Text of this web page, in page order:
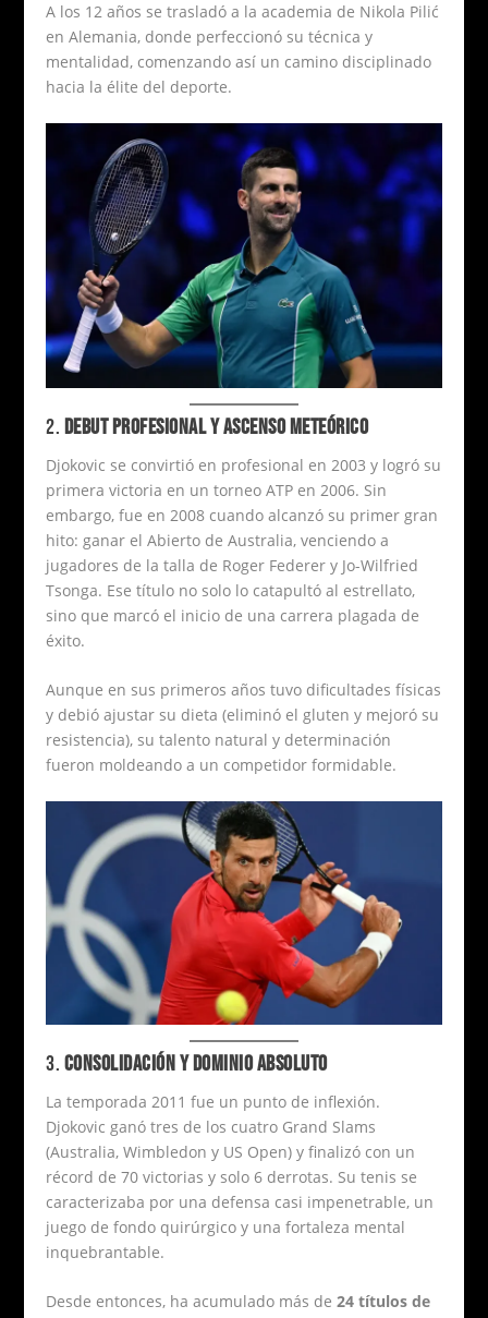
A los 12 años se trasladó a la academia de Nikola Pilić
en Alemania, donde perfeccionó su técnica y
mentalidad, comenzando así un camino disciplinado
hacia la élite del deporte.
2. DEBUT PROFESIONAL Y ASCENSO METEÓRICO
Djokovic se convirtió en profesional en 2003 y logró su
primera victoria en un torneo ATP en 2006. Sin
embargo, fue en 2008 cuando alcanzó su primer gran
hito: ganar el Abierto de Australia, venciendo a
jugadores de la talla de Roger Federer y Jo-Wilfried
Tsonga. Ese título no solo lo catapultó al estrellato,
sino que marcó el inicio de una carrera plagada de
éxito.
Aunque en sus primeros años tuvo dificultades físicas
y debió ajustar su dieta (eliminó el gluten y mejoró su
resistencia), su talento natural y determinación
fueron moldeando a un competidor formidable.
3. CONSOLIDACIÓN Y DOMINIO ABSOLUTO
La temporada 2011 fue un punto de inflexión.
Djokovic ganó tres de los cuatro Grand Slams
(Australia, Wimbledon y US Open) y finalizó con un
récord de 70 victorias y solo 6 derrotas. Su tenis se
caracterizaba por una defensa casi impenetrable, un
juego de fondo quirúrgico y una fortaleza mental
inquebrantable.
Desde entonces, ha acumulado más de24 títulos de